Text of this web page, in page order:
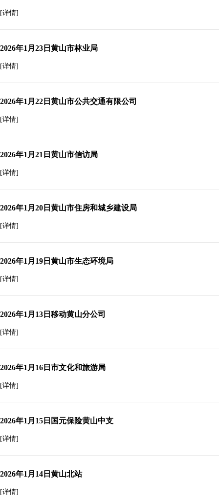
[详情]
2026年1月23日黄山市林业局
[详情]
2026年1月22日黄山市公共交通有限公司
[详情]
2026年1月21日黄山市信访局
[详情]
2026年1月20日黄山市住房和城乡建设局
[详情]
2026年1月19日黄山市生态环境局
[详情]
2026年1月13日移动黄山分公司
[详情]
2026年1月16日市文化和旅游局
[详情]
2026年1月15日国元保险黄山中支
[详情]
2026年1月14日黄山北站
[详情]